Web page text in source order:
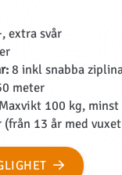
extra svår
8 inkl snabba
meter
100 kg, minst
13 år med